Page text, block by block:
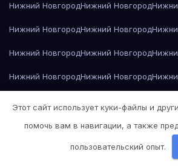
Нижний НовгородНижний Новгород
Нижний НовгородНижний Новгород
Нижний НовгородНижний Новгород
Нижний НовгородНижний Новгород
Нижний Новгород Николай Гоголь —
Николай Гоголь — Мёртвые души
Этот сайт использует куки-файлы и
помочь вам в навигации, а также
пользовательский опыт.